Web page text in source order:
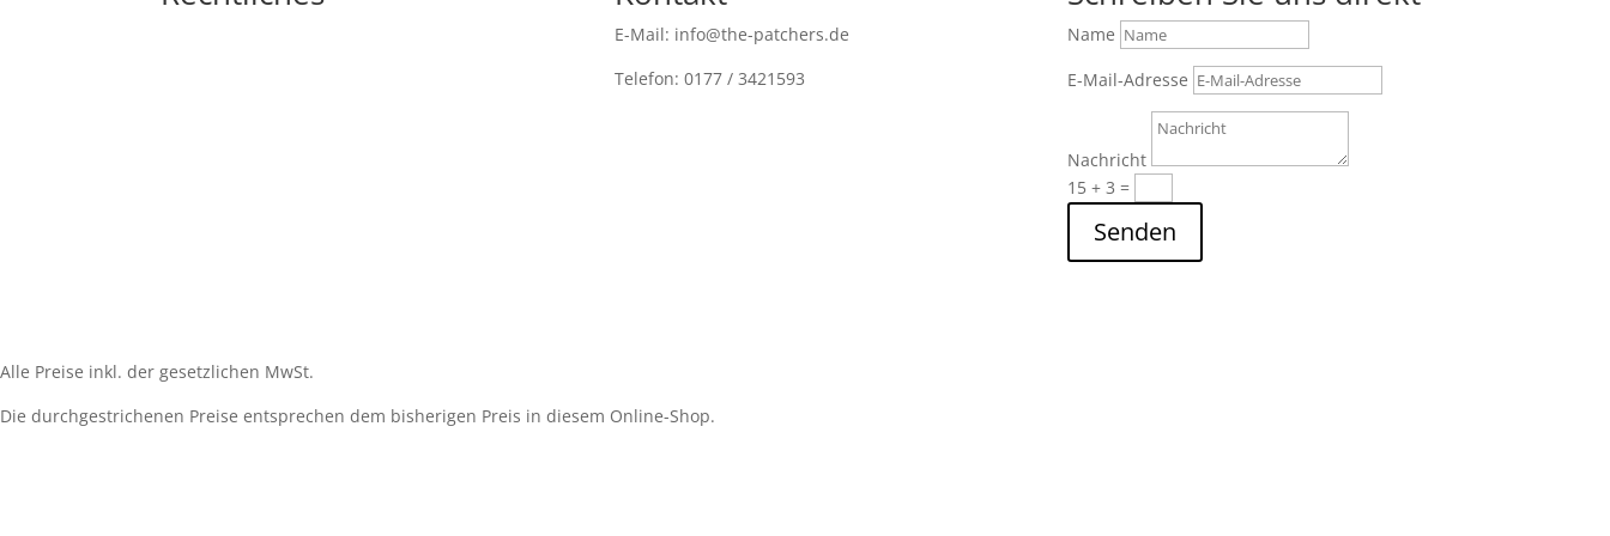
E-Mail: info@the-patchers.de
Telefon: 0177 / 3421593
Name
E-Mail-Adresse
Nachricht
15 + 3 =
Senden
Alle Preise inkl. der gesetzlichen MwSt.
Die durchgestrichenen Preise entsprechen dem bisherigen Preis in diesem Online-Shop.